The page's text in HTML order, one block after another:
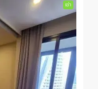
เช่า